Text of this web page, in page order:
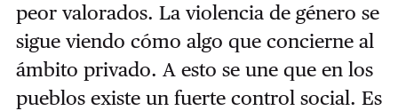
peor valorados. La violencia de género se
sigue viendo cómo algo que concierne al
ámbito privado. A esto se une que en los
pueblos existe un fuerte control social. Es